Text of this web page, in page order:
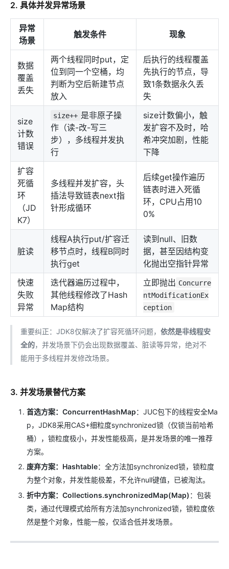
2. 具体并发异常场景
异常
场景
触发条件 现象
数据
覆盖
丢失
两个线程同时put，定
位到同一个空桶，均
判断为空后新建节点
放入
后执行的线程覆盖
先执行的节点，导
致1条数据永久丢
失
size
计数
错误
size++ 是非原子操
作（读-改-写三
步），多线程并发执
行
size计数偏小，触
发扩容不及时，哈
希冲突加剧，性能
下降
扩容
死循
环
（JD
K7）
多线程并发扩容，头
插法导致链表next指
针形成循环
后续get操作遍历
链表时进入死循
环，CPU占用10
0%
脏读
线程A执行put/扩容迁
移节点时，线程B同时
执行get
读到null、旧数
据，甚至因结构变
化抛出空指针异常
快速
失败
异常
迭代器遍历过程中，
其他线程修改了Hash
Map结构
立即抛出 Concurre
ntModificationEx
ception
重要纠正：JDK8仅解决了扩容死循环问题， 依然是非线程安
全的，并发场景下仍会出现数据覆盖、脏读等异常，绝对不
能用于多线程并发修改场景。
3. 并发场景替代方案
首选方案：ConcurrentHashMap：JUC包下的线程安全Ma
p，JDK8采用CAS+细粒度synchronized锁（仅锁当前哈希
桶），锁粒度极小，并发性能极高，是并发场景的唯一推荐
方案。
废弃方案：Hashtable：全方法加synchronized锁，锁粒度
为整个对象，并发性能极差，不允许null键值，已被淘汰。
折中方案：Collections.synchronizedMap(Map) ：包装
类，通过代理模式给所有方法加synchronized锁，锁粒度依
然是整个对象，性能一般，仅适合低并发场景。